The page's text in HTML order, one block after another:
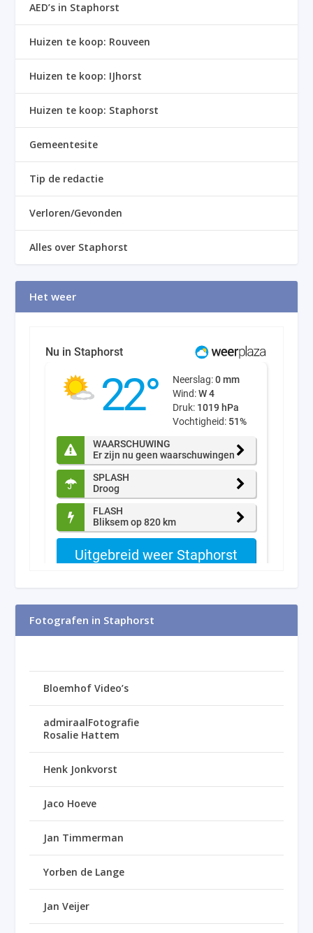
AED’s in Staphorst
Huizen te koop: Rouveen
Huizen te koop: IJhorst
Huizen te koop: Staphorst
Gemeentesite
Tip de redactie
Verloren/Gevonden
Alles over Staphorst
Het weer
Fotografen in Staphorst
Bloemhof Video’s
admiraalFotografie
Rosalie Hattem
Henk Jonkvorst
Jaco Hoeve
Jan Timmerman
Yorben de Lange
Jan Veijer